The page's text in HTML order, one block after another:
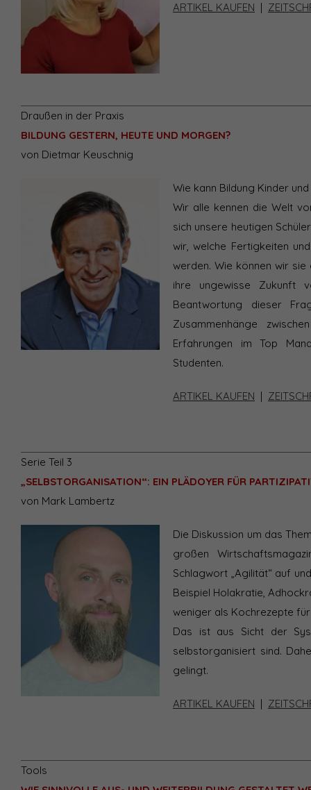
ARTIKEL KAUFEN
Draußen in der Praxis
BILDUNG GESTERN, HEUTE UND MORGEN?
von Dietmar Keuschnig
Wie kann Bildung Kinder
Wir alle kennen die Welt
sich unsere heutigen
wir, welche Fertigkeiten
werden. Wie können wir
ihre ungewisse Zukunft
Beantwortung dieser
Zusammenhänge
Erfahrungen im Top
Studenten.
ARTIKEL KAUFEN
Serie Teil 3
„SELBSTORGANISATION“: EIN PLÄDOYER FÜR
von Mark Lambertz
Die Diskussion um das
großen
Schlagwort „Agilität“ auf
Beispiel Holakratie,
weniger als Kochrezepte
Das ist aus Sicht der
selbstorganisiert sind.
gelingt.
ARTIKEL KAUFEN
Tools